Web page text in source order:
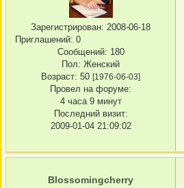
Зарегистрирован: 2008-06-18
Приглашений: 0
Сообщений: 180
Пол: Женский
Возраст: 50 [1976-06-03]
Провел на форуме:
4 часа 9 минут
Последний визит:
2009-01-04 21:09:02
Blossomingcherry